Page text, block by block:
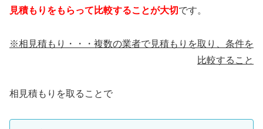
見積もりをもらって比較することが大切です。
※相見積もり・・・複数の業者で見積もりを取り、条件を
比較すること
相見積もりを取ることで